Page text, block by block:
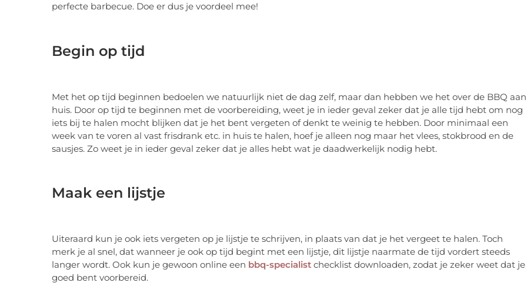
perfecte barbecue. Doe er dus je voordeel mee!
Begin op tijd
Met het op tijd beginnen bedoelen we natuurlijk niet de dag zelf, maar dan hebben we het over de BBQ aan
huis. Door op tijd te beginnen met de voorbereiding, weet je in ieder geval zeker dat je alle tijd hebt om nog
iets bij te halen mocht blijken dat je het bent vergeten of denkt te weinig te hebben. Door minimaal een
week van te voren al vast frisdrank etc. in huis te halen, hoef je alleen nog maar het vlees, stokbrood en de
sausjes. Zo weet je in ieder geval zeker dat je alles hebt wat je daadwerkelijk nodig hebt.
Maak een lijstje
Uiteraard kun je ook iets vergeten op je lijstje te schrijven, in plaats van dat je het vergeet te halen. Toch
merk je al snel, dat wanneer je ook op tijd begint met een lijstje, dit lijstje naarmate de tijd vordert steeds
langer wordt. Ook kun je gewoon online een bbq-specialist checklist downloaden, zodat je zeker weet dat je
goed bent voorbereid.